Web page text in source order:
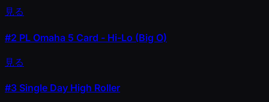
見る
#2 PL Omaha 5 Card - Hi-Lo (Big O)
見る
#3 Single Day High Roller